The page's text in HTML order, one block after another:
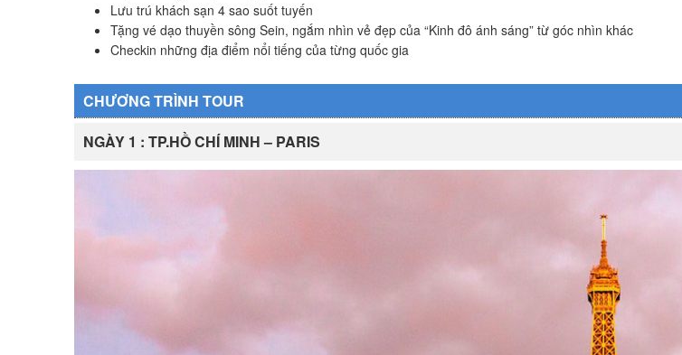
Lưu trú khách sạn 4 sao suốt tuyến
Tặng vé dạo thuyền sông Sein, ngắm nhìn vẻ đẹp của “Kinh đô ánh sáng” từ góc nhìn khác
Checkin những địa điểm nổi tiếng của từng quốc gia
CHƯƠNG TRÌNH TOUR
NGÀY 1 : TP.HỒ CHÍ MINH – PARIS